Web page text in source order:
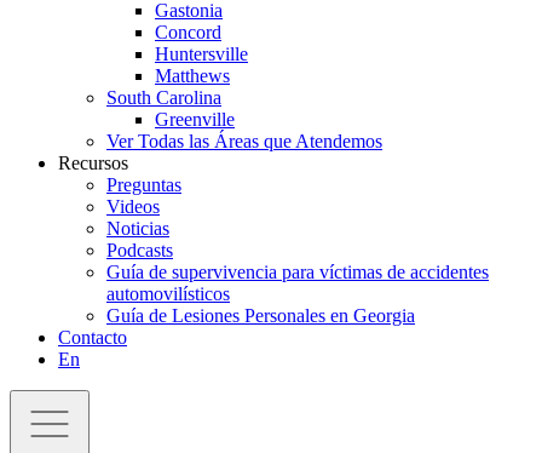
Gastonia
Concord
Huntersville
Matthews
South Carolina
Greenville
Ver Todas las Áreas que Atendemos
Recursos
Preguntas
Videos
Noticias
Podcasts
Guía de supervivencia para víctimas de accidentes
automovilísticos
Guía de Lesiones Personales en Georgia
Contacto
En